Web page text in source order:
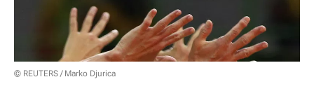
© REUTERS / Marko Djurica